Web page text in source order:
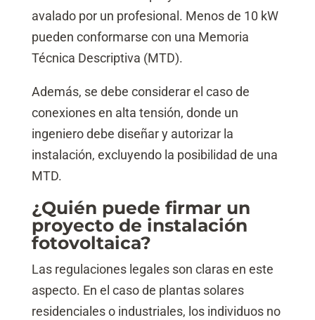
avalado por un profesional. Menos de 10 kW
pueden conformarse con una Memoria
Técnica Descriptiva (MTD).
Además, se debe considerar el caso de
conexiones en alta tensión, donde un
ingeniero debe diseñar y autorizar la
instalación, excluyendo la posibilidad de una
MTD.
¿Quién puede firmar un
proyecto de instalación
fotovoltaica?
Las regulaciones legales son claras en este
aspecto. En el caso de plantas solares
residenciales o industriales, los individuos no